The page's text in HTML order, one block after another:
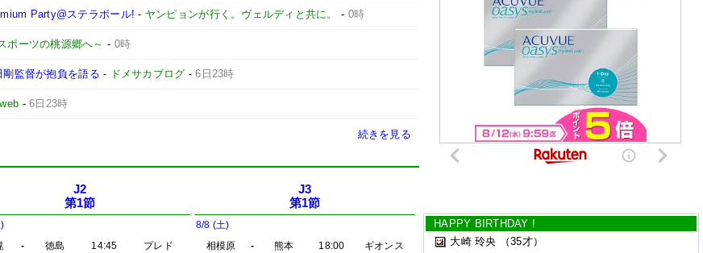
Party@ステラボール! - ヤンピョンが行く。ヴェルディと共に。 - 0時
ポーツの桃源郷へ～ - 0時
監督が抱負を語る - ドメサカブログ -6日23時
-6日23時
続きを見る
J2
第1節
- 徳島 14:45
プレド
J3
第1節
8/8 (土)
相模原
- 熊本 18:00
ギオンス
HAPPY BIRTHDAY !
大崎 玲央
（35才）